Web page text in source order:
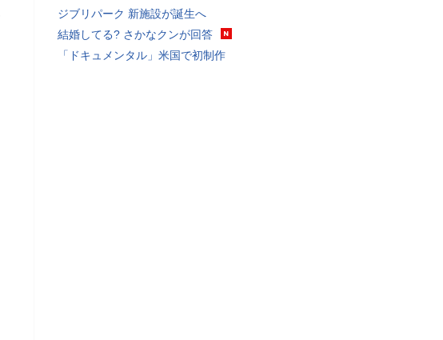
ジブリパーク 新施設が誕生へ
結婚してる? さかなクンが回答
「ドキュメンタル」米国で初制作